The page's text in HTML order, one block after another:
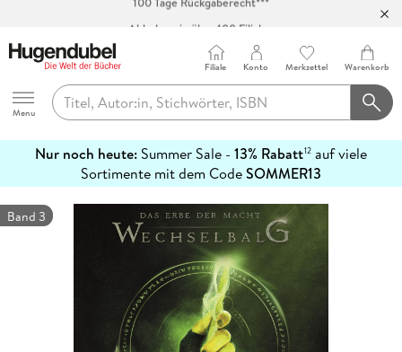
Abholung in über 100 Filialen
Hugendubel
Menu
Filiale Konto Merkzettel Warenkorb
Nur noch heute: Summer Sale - 13% Rabatt12 auf viele
Sortimente mit dem CodeSOMMER13
erfahren
Band 3